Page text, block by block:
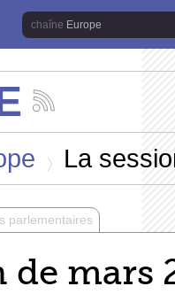
Europe
les
de
la
La
parlementaires
de